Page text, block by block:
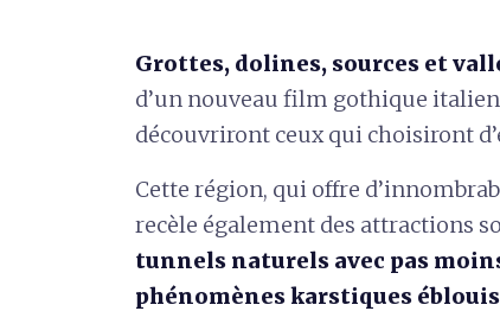
Grottes, dolines, sources et
d’un nouveau film gothique
découvriront ceux qui choisiront
Cette région, qui offre
recèle également des attractions
tunnels naturels avec pas
phénomènes karstiques